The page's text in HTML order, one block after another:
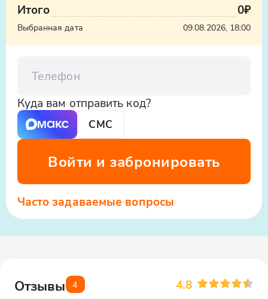
Итого 0₽
Выбранная дата 09.08.2026, 18:00
Куда вам отправить код?
СМС
Войти и забронировать
Часто задаваемые вопросы
Отзывы 4 4.8